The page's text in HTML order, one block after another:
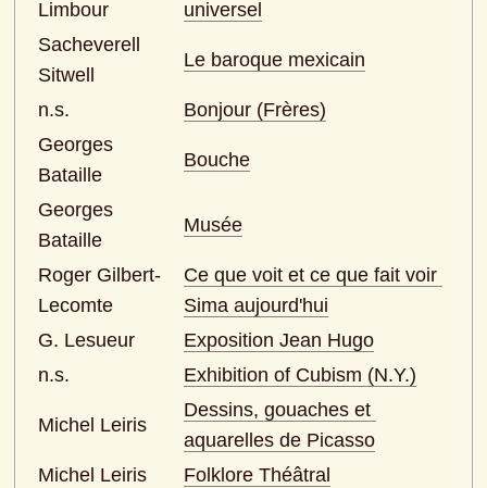
Limbour
universel
Sacheverell
Sitwell
Le baroque mexicain
n.s.
Bonjour (Frères)
Georges
Bataille
Bouche
Georges
Bataille
Musée
Roger Gilbert-
Lecomte
Ce que voit et ce que fait voir
Sima aujourd'hui
G. Lesueur
Exposition Jean Hugo
n.s.
Exhibition of Cubism (N.Y.)
Michel Leiris
Dessins, gouaches et
aquarelles de Picasso
Michel Leiris
Folklore Théâtral